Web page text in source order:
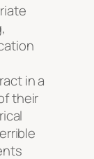
in a
their